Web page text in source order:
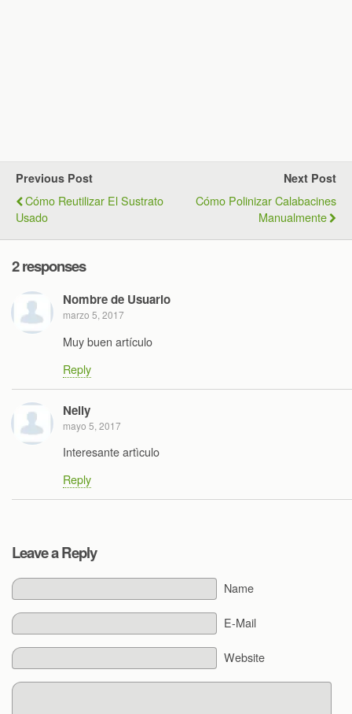
Previous Post
Cómo Reutilizar El Sustrato
Usado
Next Post
Cómo Polinizar Calabacines
Manualmente
2 responses
Nombre de Usuario
marzo 5, 2017
Muy buen artículo
Reply
Nelly
mayo 5, 2017
Interesante artìculo
Reply
Leave a Reply
Name
E-Mail
Website